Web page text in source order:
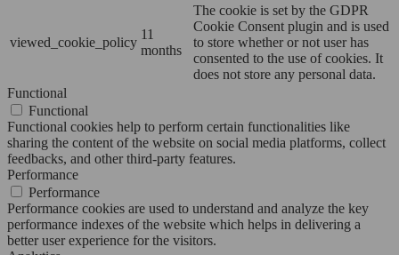
viewed_cookie_policy
11
months
The cookie is set by the GDPR
Cookie Consent plugin and is used
to store whether or not user has
consented to the use of cookies. It
does not store any personal data.
Functional
Functional
Functional cookies help to perform certain functionalities like
sharing the content of the website on social media platforms, collect
feedbacks, and other third-party features.
Performance
Performance
Performance cookies are used to understand and analyze the key
performance indexes of the website which helps in delivering a
better user experience for the visitors.